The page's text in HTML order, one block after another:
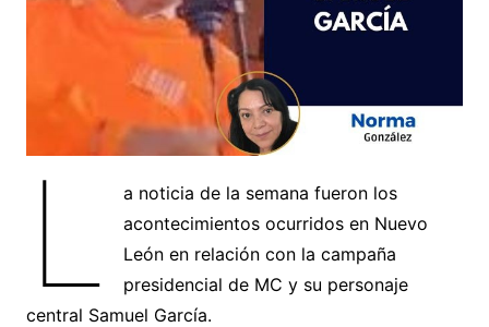
L
a noticia de la semana fueron los
acontecimientos ocurridos en Nuevo
León en relación con la campaña
presidencial de MC y su personaje
central Samuel García.